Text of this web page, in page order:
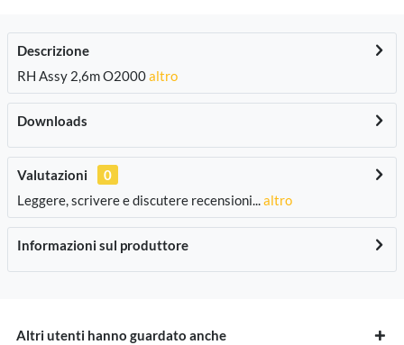
Descrizione
RH Assy 2,6m O2000altro
Downloads
Valutazioni
0
Leggere, scrivere e discutere recensioni...altro
Informazioni sul produttore
Altri utenti hanno guardato anche